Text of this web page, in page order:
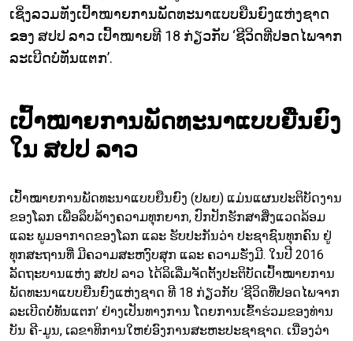
ເຊິ່ງລວມທັງເປົ້າໝາຍການພັດທະນາແບບຍືນຍົງແຫ່ງຊາດ
ຂອງ ສປປ ລາວ ເປົ້າໝາຍທີ 18 ກ່ຽວກັບ ‘ຊີວິດທີ່ປອດໄພຈາກ
ລະເບີດບໍ່ທັນແຕກ’.
ເປົ້າໝາຍການພັດທະນາແບບຍືນຍົງ
ໃນ ສປປ ລາວ
ເປົ້າໝາຍການພັດທະນາແບບຍືນຍົງ (ປພຍ) ແມ່ນແຜນປະຕິບັດງານ
ຂອງໂລກ ເພື່ອລຶບລ້າງຄວາມທຸກຍາກ, ປົກປັກຮັກສາສິ່ງແວດລ້ອມ
ແລະ ພູມອາກາດຂອງໂລກ ແລະ ຮັບປະກັນວ່າ ປະຊາຊົນທຸກຄົນ ຢູ່
ທຸກສະຖານທີ່ ມີຄວາມສະຫງົບສຸກ ແລະ ຄວາມຮັ່ງມີ. ໃນປີ 2016
ລັດຖະບານແຫ່ງ ສປປ ລາວ ໄດ້ລິເລີ່ມຈັດຕັ້ງປະຕິບັດເປົ້າໝາຍການ
ພັດທະນາແບບຍືນຍົງແຫ່ງຊາດ ທີ 18 ກ່ຽວກັບ ‘ຊີວິດທີ່ປອດໄພຈາກ
ລະເບີດບໍ່ທັນແຕກ’ ຢ່າງເປັນທາງການ ໂດຍການເຂົ້າຮ່ວມຂອງທ່ານ
ບັນ ຄີ-ມູນ, ເລຂາທິການໃຫຍ່ອົງການສະຫະປະຊາຊາດ. ເນື່ອງວ່າ